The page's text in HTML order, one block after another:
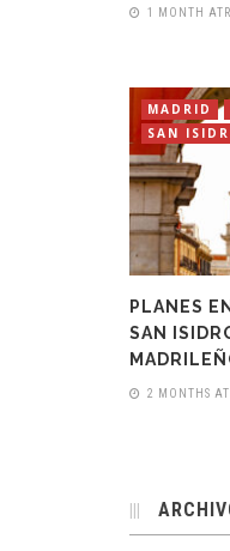
1 MONTH
MADRID
SAN
PLANES
SAN
2 MONTHS